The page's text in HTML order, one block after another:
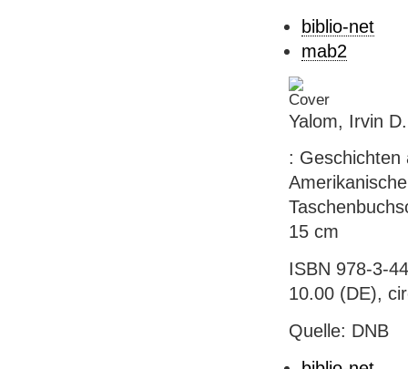
biblio-net
mab2
Yalom, Irvin
: Geschichten
15 cm
ISBN 978-3-
10.00 (DE),
Quelle: DNB